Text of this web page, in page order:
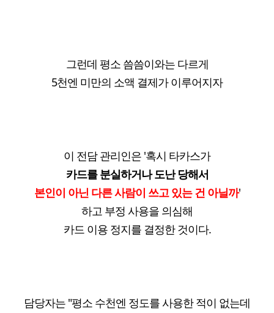
그런데 평소 씀씀이와는 다르게
5천엔 미만의 소액 결제가 이루어지자
이 전담 관리인은 '혹시 타카스가
카드를 분실하거나 도난 당해서
본인이 아닌 다른 사람이 쓰고 있는 건 아닐까'
하고 부정 사용을 의심해
카드 이용 정지를 결정한 것이다.
담당자는 "평소 수천엔 정도를 사용한 적이 없는데